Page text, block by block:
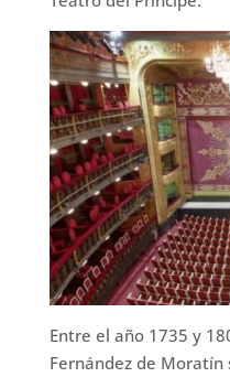
Entre el año 1735 y
Fernández de